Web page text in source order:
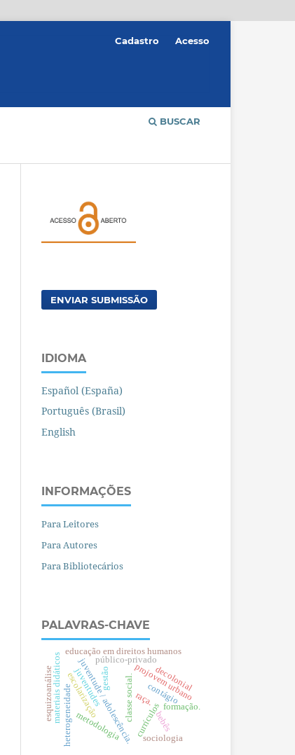
BUSCAR
Cadastro Acesso
ENVIAR SUBMISSÃO
IDIOMA
Español (España)
Português (Brasil)
English
INFORMAÇÕES
Para Leitores
Para Autores
Para Bibliotecários
PALAVRAS-CHAVE
currículos
projovem urbano
juventude / adolescência.
c
l
a
s
s
e
s
o
c
i
a
l
.
raça.
gestão
juventudes
escolarização
educação em direitos humanos
heterogeneidade
materiais didáticos público-privado
esquizoanálise formação.
decolonial
bebês
contágio
metodologia sociologia